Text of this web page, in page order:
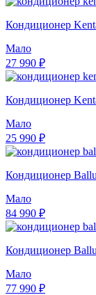
Кондиционер
Мало
27 990 ₽
Кондиционер
Мало
25 990 ₽
Кондиционер
Мало
84 990 ₽
Кондиционер
Мало
77 990 ₽